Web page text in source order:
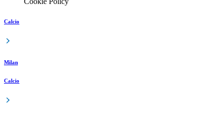
Calcio
Milan
Calcio